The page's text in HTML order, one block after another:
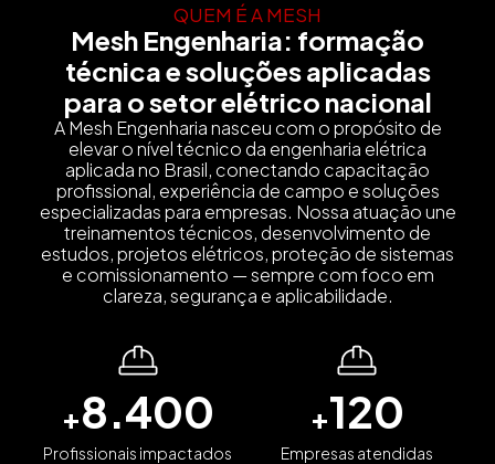
QUEM É A MESH
Mesh Engenharia: formação
técnica e soluções aplicadas
para o setor elétrico nacional
A Mesh Engenharia nasceu com o propósito de
elevar o nível técnico da engenharia elétrica
aplicada no Brasil, conectando capacitação
profissional, experiência de campo e soluções
especializadas para empresas. Nossa atuação une
treinamentos técnicos, desenvolvimento de
estudos, projetos elétricos, proteção de sistemas
e comissionamento — sempre com foco em
clareza, segurança e aplicabilidade.
+8.400
Profissionais impactados
+120
Empresas atendidas